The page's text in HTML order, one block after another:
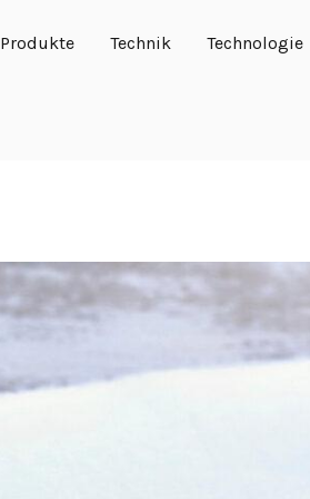
Produkte Technik Technologie